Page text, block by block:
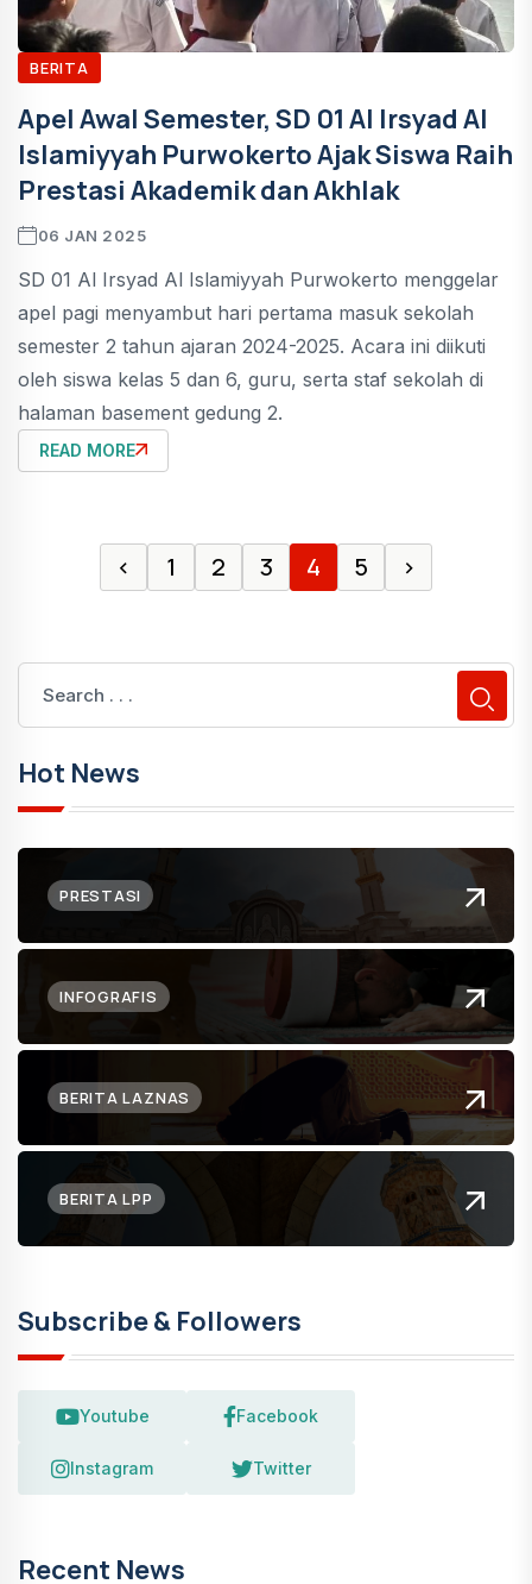
BERITA
Apel Awal Semester, SD 01 Al Irsyad Al
Islamiyyah Purwokerto Ajak Siswa Raih
Prestasi Akademik dan Akhlak
06 JAN 2025
SD 01 Al Irsyad Al Islamiyyah Purwokerto menggelar
apel pagi menyambut hari pertama masuk sekolah
semester 2 tahun ajaran 2024-2025. Acara ini diikuti
oleh siswa kelas 5 dan 6, guru, serta staf sekolah di
halaman basement gedung 2.
READ MORE
‹ 1 2 3 4 5 ›
Hot News
PRESTASI
INFOGRAFIS
BERITA LAZNAS
BERITA LPP
Subscribe & Followers
Youtube Facebook
Instagram Twitter
Recent News